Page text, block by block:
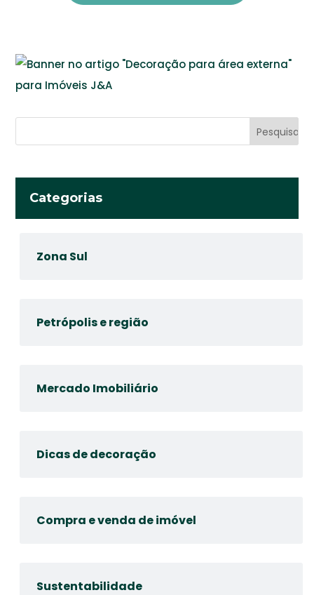
Categorias
Zona Sul
Petrópolis e região
Mercado Imobiliário
Dicas de decoração
Compra e venda de imóvel
Sustentabilidade